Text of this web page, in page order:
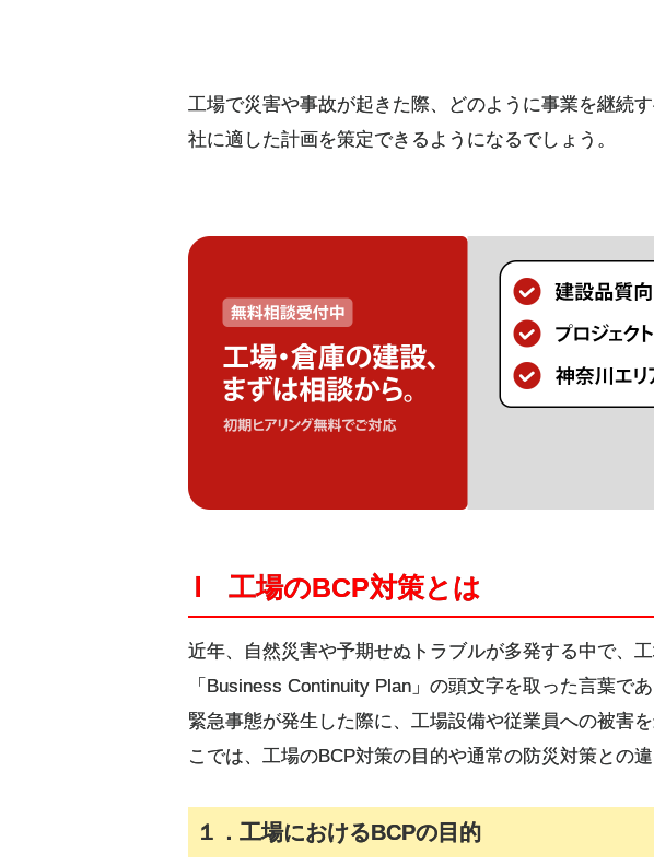
工場で災害や事故が起きた際、どのように事業を継続
社に適した計画を策定できるようになるでしょう。
Ⅰ 工場のBCP対策とは
近年、自然災害や予期せぬトラブルが多発する中で、
「Business Continuity Plan」の頭文字を取った言葉で
緊急事態が発生した際に、工場設備や従業員への被害
こでは、工場のBCP対策の目的や通常の防災対策との
１．工場におけるBCPの目的